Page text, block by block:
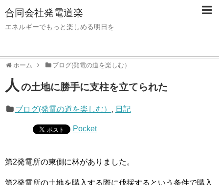
合同会社発電道楽
エネルギーでもっと楽しめる明日を
ホーム ブログ(発電の道を楽しむ）
人 の土地に勝手に支柱を立てられた
ブログ(発電の道を楽しむ） , 日記
Pocket
第2発電所の東側に林がありました。
第2発電所の土地を購入する際に伐採するという条件で購入